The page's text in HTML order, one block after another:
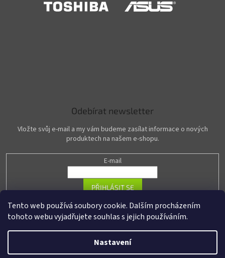
Tento web používá soubory cookie. Dalším procházením
tohoto webu vyjadřujete souhlas s jejich používáním.
Nastavení
Odebírat newsletter
Vložte svůj e-mail a my vám budeme zasílat informace o nových
produktech na našem e-shopu.
E-mail
PŘIHLÁSIT SE
Vytvořil Shoptet